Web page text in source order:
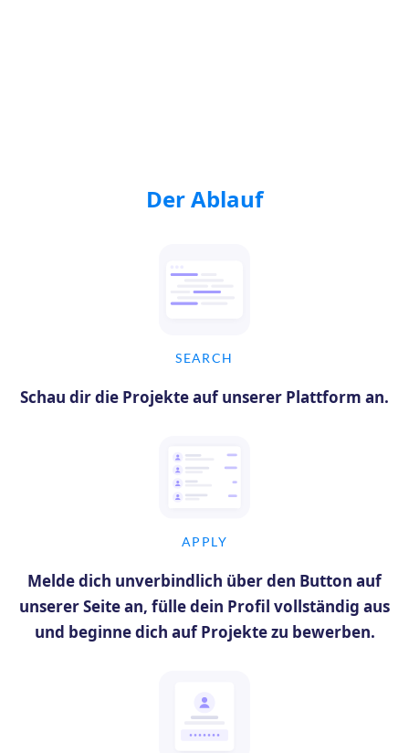
Der Ablauf
SEARCH
Schau dir die Projekte auf unserer Plattform an.
APPLY
Melde dich unverbindlich über den Button auf
unserer Seite an, fülle dein Profil vollständig aus
und beginne dich auf Projekte zu bewerben.